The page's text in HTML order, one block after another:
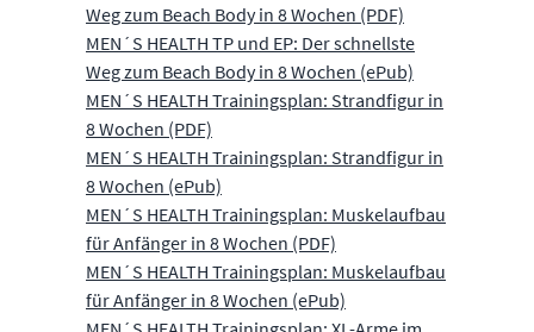
Weg zum Beach Body in 8 Wochen (PDF)
MEN´S HEALTH TP und EP: Der schnellste
Weg zum Beach Body in 8 Wochen (ePub)
MEN´S HEALTH Trainingsplan: Strandfigur in
8 Wochen (PDF)
MEN´S HEALTH Trainingsplan: Strandfigur in
8 Wochen (ePub)
MEN´S HEALTH Trainingsplan: Muskelaufbau
für Anfänger in 8 Wochen (PDF)
MEN´S HEALTH Trainingsplan: Muskelaufbau
für Anfänger in 8 Wochen (ePub)